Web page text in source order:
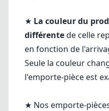
★ La couleur du
différentede celle
en fonction de
Seule la couleur
l'emporte-pièce est
★ Nos emporte-